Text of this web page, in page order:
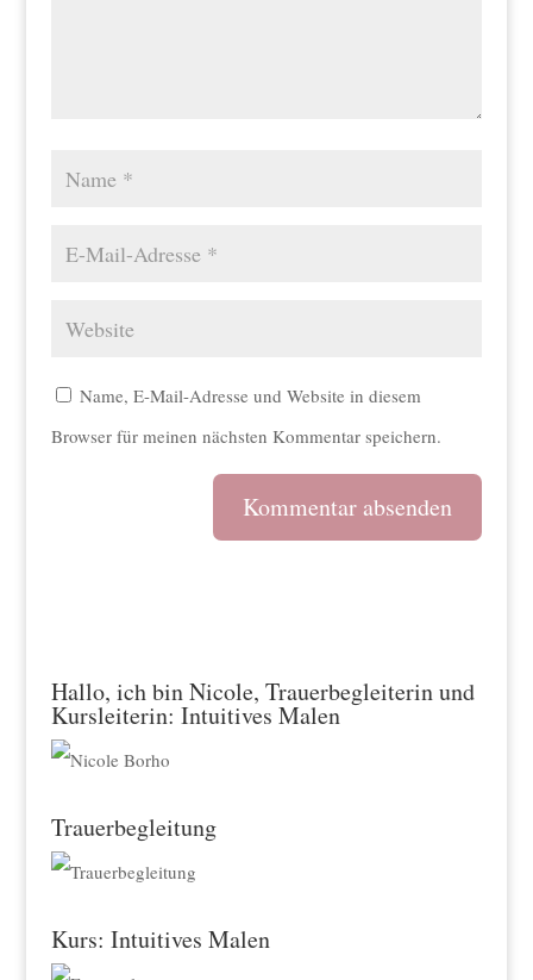
Name, E-Mail-Adresse und Website in diesem
Browser für meinen nächsten Kommentar speichern.
e
r
n
v
e
Hallo, ich bin Nicole, Trauerbegleiterin und
Kursleiterin: Intuitives Malen
Trauerbegleitung
Kurs: Intuitives Malen